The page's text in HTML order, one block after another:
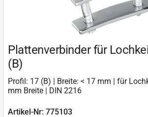
Plattenverbinder für
(B)
Profil: 17 (B) | Breite: < 17 mm | für
mm Breite | DIN 2216
Artikel-Nr: 775103